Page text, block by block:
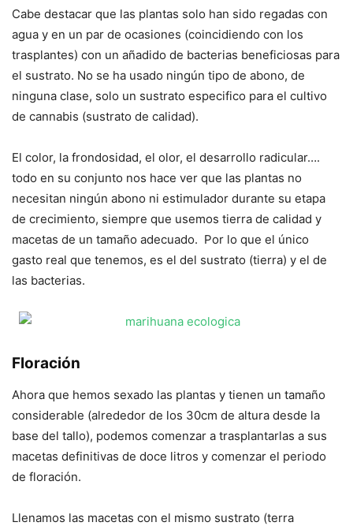
Cabe destacar que las plantas solo han sido regadas con
agua y en un par de ocasiones (coincidiendo con los
trasplantes) con un añadido de bacterias beneficiosas para
el sustrato. No se ha usado ningún tipo de abono, de
ninguna clase, solo un sustrato especifico para el cultivo
de cannabis (sustrato de calidad).
El color, la frondosidad, el olor, el desarrollo radicular….
todo en su conjunto nos hace ver que las plantas no
necesitan ningún abono ni estimulador durante su etapa
de crecimiento, siempre que usemos tierra de calidad y
macetas de un tamaño adecuado. Por lo que el único
gasto real que tenemos, es el del sustrato (tierra) y el de
las bacterias.
Floración
Ahora que hemos sexado las plantas y tienen un tamaño
considerable (alrededor de los 30cm de altura desde la
base del tallo), podemos comenzar a trasplantarlas a sus
macetas definitivas de doce litros y comenzar el periodo
de floración.
Llenamos las macetas con el mismo sustrato (terra